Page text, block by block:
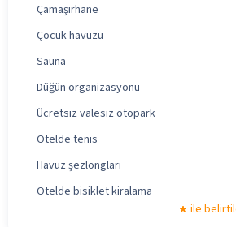
Çamaşırhane
Çocuk havuzu
Sauna
Düğün organizasyonu
Ücretsiz valesiz otopark
Otelde tenis
Havuz şezlongları
Otelde bisiklet kiralama
ile